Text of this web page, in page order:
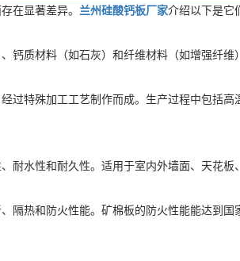
在显著差异。 兰州硅酸钙板厂家介绍以下是它
钙质材料（如石灰）和纤维材料（如增强纤维
过特殊加工工艺制作而成。生产过程中包括高
耐水性和耐久性。适用于室内外墙面、天花板
隔热和防火性能。矿棉板的防火性能能达到